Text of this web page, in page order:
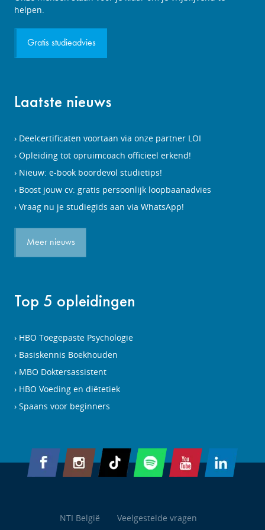
aanvragen
helpen.
Gratis studieadvies
Laatste nieuws
Deelcertificaten voortaan via onze partner LOI
Opleiding tot opruimcoach officieel erkend!
Nieuw: e-book boordevol studietips!
Boost jouw cv: gratis persoonlijk loopbaanadvies
Vraag nu je studiegids aan via WhatsApp!
Meer nieuws
Top 5 opleidingen
HBO Toegepaste Psychologie
Basiskennis Boekhouden
MBO Doktersassistent
HBO Voeding en diëtetiek
Spaans voor beginners
NTI België Veelgestelde vragen